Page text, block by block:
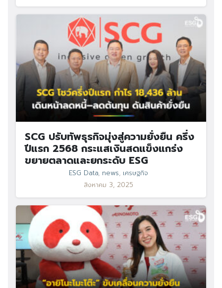
SCG ปรับทัพธุรกิจมุ่งสู่ความยั่งยืน ครึ่ง
ปีแรก 2568 กระแสเงินสดแข็งแกร่ง
ขยายตลาดและยกระดับ ESG
ESG Data, news, เศรษฐกิจ
สิงหาคม 3, 2025